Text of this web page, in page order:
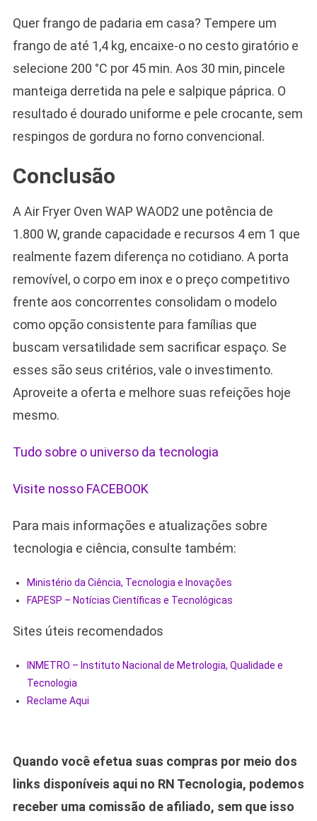
Quer frango de padaria em casa? Tempere um
frango de até 1,4 kg, encaixe-o no cesto giratório e
selecione 200 °C por 45 min. Aos 30 min, pincele
manteiga derretida na pele e salpique páprica. O
resultado é dourado uniforme e pele crocante, sem
respingos de gordura no forno convencional.
Conclusão
A Air Fryer Oven WAP WAOD2 une potência de
1.800 W, grande capacidade e recursos 4 em 1 que
realmente fazem diferença no cotidiano. A porta
removível, o corpo em inox e o preço competitivo
frente aos concorrentes consolidam o modelo
como opção consistente para famílias que
buscam versatilidade sem sacrificar espaço. Se
esses são seus critérios, vale o investimento.
Aproveite a oferta e melhore suas refeições hoje
mesmo.
Tudo sobre o universo da tecnologia
Visite nosso FACEBOOK
Para mais informações e atualizações sobre
tecnologia e ciência, consulte também:
Ministério da Ciência, Tecnologia e Inovações
FAPESP – Notícias Científicas e Tecnológicas
Sites úteis recomendados
INMETRO – Instituto Nacional de Metrologia, Qualidade e
Tecnologia
Reclame Aqui
Quando você efetua suas compras por meio dos
links disponíveis aqui no RN Tecnologia, podemos
receber uma comissão de afiliado, sem que isso